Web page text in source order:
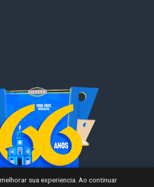
sua experiencia. Ao continuar